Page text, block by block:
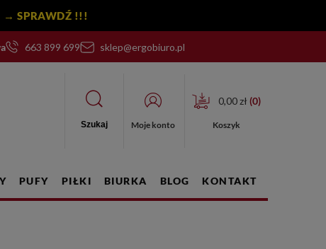
→ SPRAWDŹ !!!
663 899 699 sklep@ergobiuro.pl
Szukaj Moje konto
0,00 zł (0)
Koszyk
PUFY PIŁKI BIURKA BLOG KONTAKT